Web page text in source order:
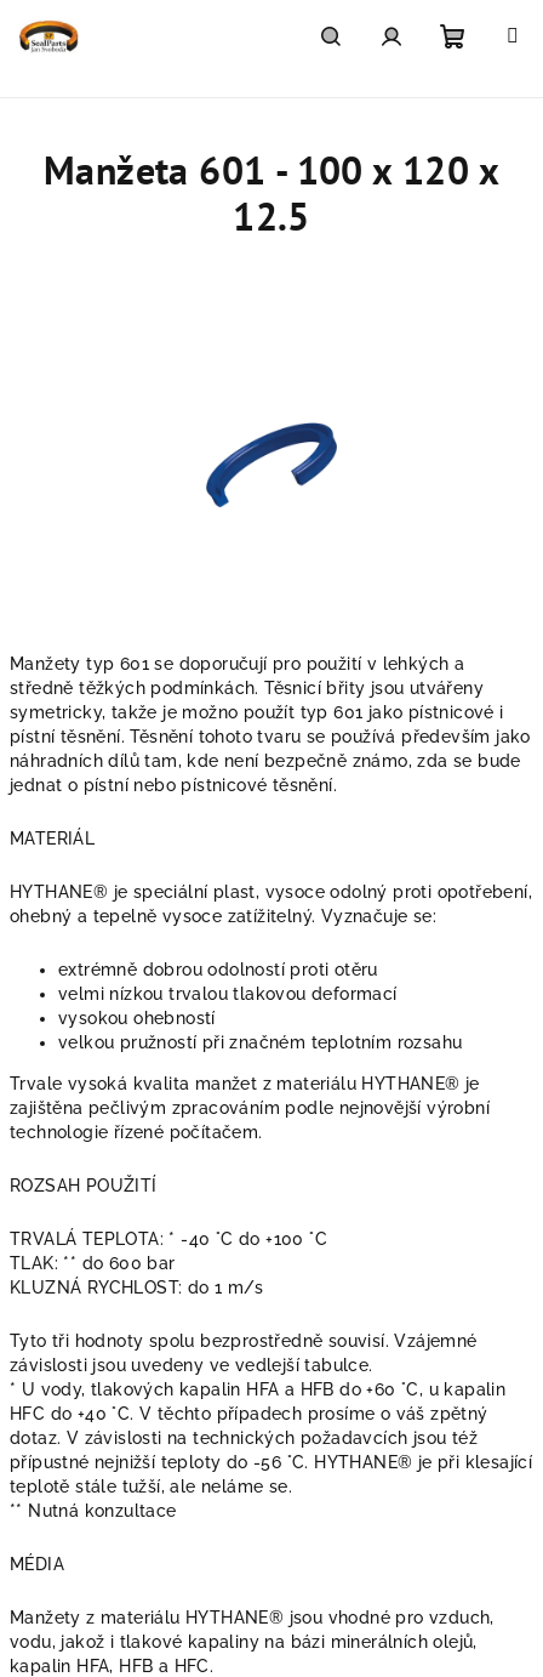
Manžety typ 601 se doporučují pro použití v lehkých a
středně těžkých podmínkách. Těsnicí břity jsou utvářeny
symetricky, takže je možno použít typ 601 jako pístnicové i
pístní těsnění. Těsnění tohoto tvaru se používá především jako
náhradních dílů tam, kde není bezpečně známo, zda se bude
jednat o pístní nebo pístnicové těsnění.
MATERIÁL
HYTHANE® je speciální plast, vysoce odolný proti opotřebení,
ohebný a tepelně vysoce zatížitelný. Vyznačuje se:
extrémně dobrou odolností proti otěru
velmi nízkou trvalou tlakovou deformací
vysokou ohebností
velkou pružností při značném teplotním rozsahu
Trvale vysoká kvalita manžet z materiálu HYTHANE® je
zajištěna pečlivým zpracováním podle nejnovější výrobní
technologie řízené počítačem.
ROZSAH POUŽITÍ
TRVALÁ TEPLOTA: * -40 °C do +100 °C
TLAK: ** do 600 bar
KLUZNÁ RYCHLOST: do 1 m/s
Tyto tři hodnoty spolu bezprostředně souvisí. Vzájemné
závislosti jsou uvedeny ve vedlejší tabulce.
* U vody, tlakových kapalin HFA a HFB do +60 °C, u kapalin
HFC do +40 °C. V těchto případech prosíme o váš zpětný
dotaz. V závislosti na technických požadavcích jsou též
přípustné nejnižší teploty do -56 °C. HYTHANE® je při klesající
teplotě stále tužší, ale neláme se.
** Nutná konzultace
MÉDIA
Manžety z materiálu HYTHANE® jsou vhodné pro vzduch,
vodu, jakož i tlakové kapaliny na bázi minerálních olejů,
kapalin HFA, HFB a HFC.
Manžeta 601 - 100 x 120 x
12.5